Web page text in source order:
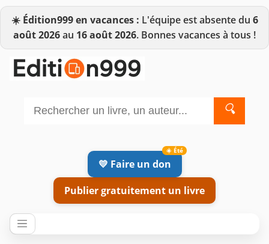
☀️ Édition999 en vacances : L'équipe est absente du 6
août 2026au 16 août 2026. Bonnes vacances à tous !
🔍
💛 Faire un don
Publier gratuitement un livre